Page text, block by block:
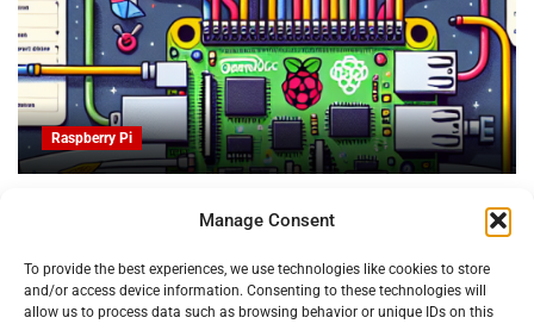
Manage Consent
To provide the best experiences, we use technologies like cookies to store
and/or access device information. Consenting to these technologies will
allow us to process data such as browsing behavior or unique IDs on this
Raspberry Pi
Obvladujte trolje za patente in slikovno
3D tiskanju
07.02.2025